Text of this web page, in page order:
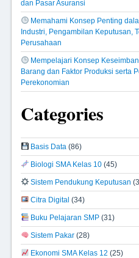
dan Pasar Asuransi
Memahami Konsep Penting
Industri, Pengambilan Keputusan,
Perusahaan
Mempelajari Konsep
Barang dan Faktor Produksi serta
Perekonomian
Categories
Basis Data (86)
Biologi SMA Kelas 10 (45)
Sistem Pendukung Keputusan
Citra Digital (34)
Buku Pelajaran SMP (31)
Sistem Pakar (28)
Ekonomi SMA Kelas 12 (25)